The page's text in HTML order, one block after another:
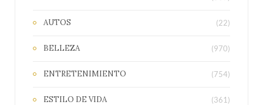
AUTOS (22)
BELLEZA (970)
ENTRETENIMIENTO (754)
ESTILO DE VIDA (361)